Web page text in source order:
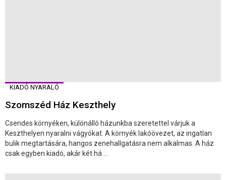
KIADÓ NYARALÓ
Szomszéd Ház Keszthely
Csendes környéken, különálló házunkba szeretettel várjuk a
Keszthelyen nyaralni vágyókat. A környék lakóövezet, az ingatlan
bulik megtartására, hangos zenehallgatásra nem alkalmas. A ház
csak egyben kiadó, akár két há ...